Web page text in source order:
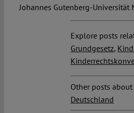
Johannes Gutenberg-Universität
Explore posts
Grundgesetz,
Other posts
Deutschland